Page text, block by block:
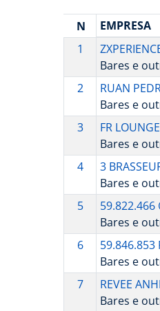
N EMPRESA
1
Bares e
2
RUAN
Bares e
3
FR LOUNGE
Bares e
4
3
Bares e
5
59.822.466
Bares e
6
59.846.853
Bares e
7
REVEE
Bares e